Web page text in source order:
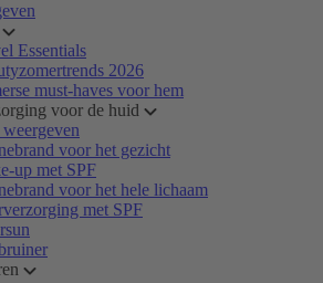
Essentials
2026
must-haves voor hem
voor de huid
voor het gezicht
up met SPF
voor het hele lichaam
met SPF